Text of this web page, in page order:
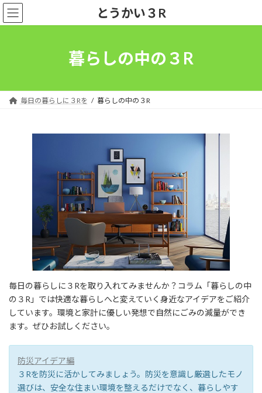
コ
ン
ナ
ビ
とうかい３R
暮らしの中の３R
毎日の暮らしに３Rを 暮らしの中の３R
毎日の暮らしに３Rを取り入れてみませんか？コラム「暮らしの中
の３R」では快適な暮らしへと変えていく身近なアイデアをご紹介
しています。環境と家計に優しい発想で自然にごみの減量ができ
ます。ぜひお試しください。
防災アイデア編
３Rを防災に活かしてみましょう。防災を意識し厳選したモノ
選びは、安全な住まい環境を整えるだけでなく、暮らしやす